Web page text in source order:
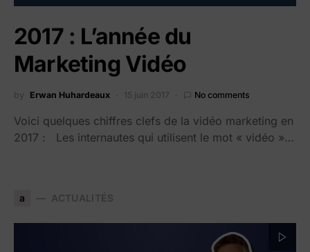
2017 : L’année du
Marketing Vidéo
by Erwan Huhardeaux 15 juin 2017 No comments
Voici quelques chiffres clefs de la vidéo marketing en
2017 : Les internautes qui utilisent le mot « vidéo »…
a ACTUALITÉS